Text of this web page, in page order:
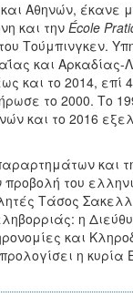
Αθηνών, έκανε
και την École
Τούμπινγκεν.
και Αρκαδίας-
το 2014, επί
το 2000. Το
και το 2016
και
του
Τάσος
η
και
η